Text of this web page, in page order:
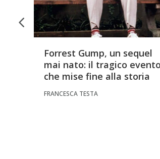
Forrest Gump, un sequel
mai nato: il tragico evento
che mise fine alla storia
FRANCESCA TESTA